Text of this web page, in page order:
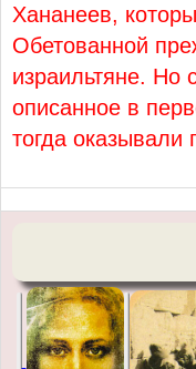
Хананеев,
Обетованной
израильтяне. Но
описанное в
тогда